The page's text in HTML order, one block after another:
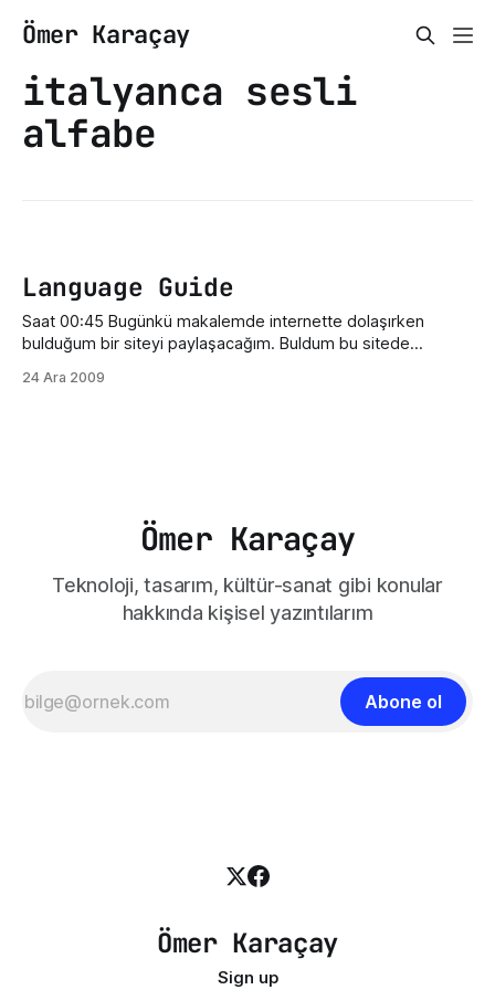
Ömer Karaçay
italyanca sesli
alfabe
Language Guide
Saat 00:45 Bugünkü makalemde internette dolaşırken
bulduğum bir siteyi paylaşacağım. Buldum bu sitede
mümkün. Kategorilere ayrılmış olması da ayrı bir güzel
24 Ara 2009
Ömer Karaçay
Teknoloji, tasarım, kültür-sanat gibi konular
hakkında kişisel yazıntılarım
Abone ol
Ömer Karaçay
Sign up